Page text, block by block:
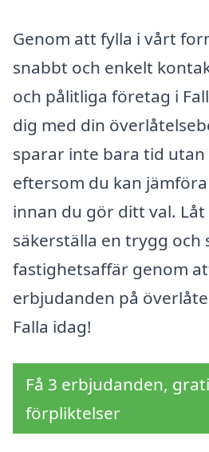
Genom att fylla i vårt
snabbt och enkelt
och pålitliga företag i
dig med din
sparar inte bara tid utan
eftersom du kan
innan du gör ditt val.
säkerställa en trygg och
fastighetsaffär genom
erbjudanden på
Falla idag!
Få 3 erbjudanden,
förpliktelser